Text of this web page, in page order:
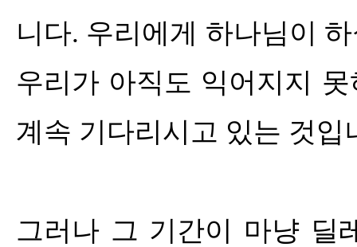
니다. 우리에게 하나님이
우리가 아직도 익어지지
계속 기다리시고 있는 것입
그러나 그 기간이 마냥 딜